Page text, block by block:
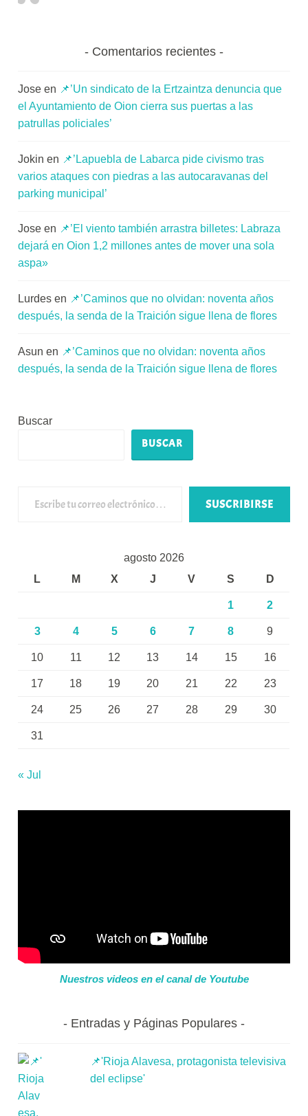
Comentarios recientes
Jose en 📌’Un sindicato de la Ertzaintza denuncia que
el Ayuntamiento de Oion cierra sus puertas a las
patrullas policiales’
Jokin en 📌’Lapuebla de Labarca pide civismo tras
varios ataques con piedras a las autocaravanas del
parking municipal’
Jose en 📌’El viento también arrastra billetes: Labraza
dejará en Oion 1,2 millones antes de mover una sola
aspa»
Lurdes en 📌’Caminos que no olvidan: noventa años
después, la senda de la Traición sigue llena de flores
Asun en 📌’Caminos que no olvidan: noventa años
después, la senda de la Traición sigue llena de flores
Buscar
BUSCAR
SUSCRIBIRSE
agosto 2026
L
M X J V S D
1 2
3 4 5 6 7 8 9
10 11 12 13 14 15 16
17 18 19 20 21 22 23
24 25 26 27 28 29 30
31
« Jul
Nuestros videos en el canal de Youtube
Entradas y Páginas Populares
📌'Rioja Alavesa, protagonista televisiva
del eclipse'